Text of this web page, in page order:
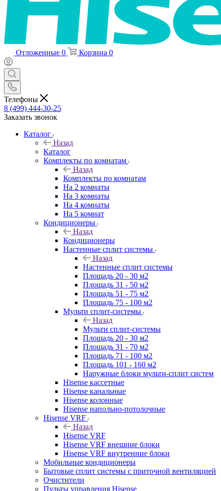
Отложенные 0 Корзина 0
Телефоны
8 (499) 444-30-25
Заказать звонок
Каталог
Назад
Каталог
Комплекты по комнатам
Назад
Комплекты по комнатам
На 2 комнаты
На 3 комнаты
На 4 комнаты
На 5 комнат
Кондиционеры
Назад
Кондиционеры
Настенные сплит системы
Назад
Настенные сплит системы
Площадь 20 - 30 м2
Площадь 31 - 50 м2
Площадь 51 - 75 м2
Площадь 75 - 100 м2
Мульти сплит-системы
Назад
Мульти сплит-системы
Площадь 20 - 30 м2
Площадь 31 - 70 м2
Площадь 71 - 100 м2
Площадь 101 - 160 м2
Наружные блоки мульти-сплит систем
Hisense кассетные
Hisense канальные
Hisense колонные
Hisense напольно-потолочные
Hisense VRF
Назад
Hisense VRF
Hisense VRF внешние блоки
Hisense VRF внутренние блоки
Мобильные кондиционеры
Бытовые сплит системы с приточной вентиляцией
Очистители
Пульты управления Hisense